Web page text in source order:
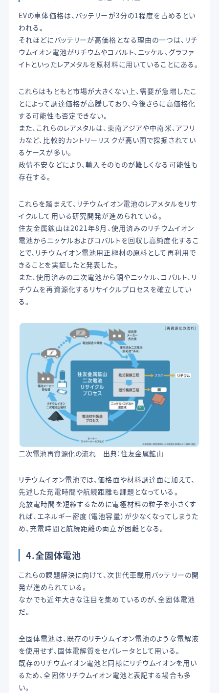
EVの車体価格は、バッテリーが3分の1程度を占めるとい
われる。
それほどにバッテリーが高価格となる理由の一つは、リチ
ウムイオン電池がリチウムやコバルト、ニッケル、グラファ
イトといったレアメタルを原材料に用いていることにある。
これらはもともと市場が大きくない上、需要が急増したこ
とによって調達価格が高騰しており、今後さらに高価格化
する可能性も否定できない。
また、これらのレアメタルは、東南アジアや中南米、アフリ
カなど、比較的カントリーリスクが高い国で採掘されてい
るケースが多い。
政情不安などにより、輸入そのものが難しくなる可能性も
存在する。
これらを踏まえて、リチウムイオン電池のレアメタルをリサ
イクルして用いる研究開発が進められている。
住友金属鉱山は2021年8月、使用済みのリチウムイオン
電池からニッケルおよびコバルトを回収し高純度化するこ
とで、リチウムイオン電池用正極材の原料として再利用で
きることを実証したと発表した。
また、使用済みの二次電池から銅やニッケル、コバルト、リ
チウムを再資源化するリサイクルプロセスを確立してい
る。
二次電池再資源化の流れ 出典：住友金属鉱山
リチウムイオン電池では、価格面や材料調達面に加えて、
先述した充電時間や航続距離も課題となっている。
充放電時間を短縮するために電極材料の粒子を小さくす
れば、エネルギー密度（電池容量）が少なくなってしまうた
め、充電時間と航続距離の両立が困難となる。
4.全固体電池
これらの課題解決に向けて、次世代車載用バッテリーの開
発が進められている。
なかでも近年大きな注目を集めているのが、全固体電池
だ。
全固体電池は、既存のリチウムイオン電池のような電解液
を使用せず、固体電解質をセパレータとして用いる。
既存のリチウムイオン電池と同様にリチウムイオンを用い
るため、全固体リチウムイオン電池と表記する場合も多
い。